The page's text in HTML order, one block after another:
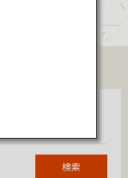
乗継で約1時間
検索